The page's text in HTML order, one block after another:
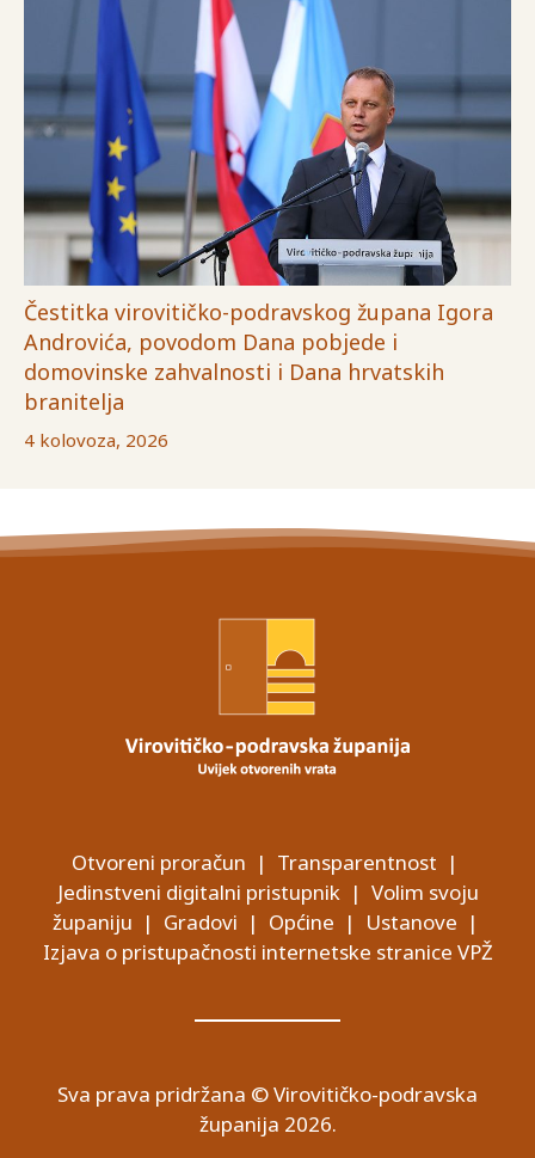
Čestitka virovitičko-podravskog župana Igora
Androvića, povodom Dana pobjede i
domovinske zahvalnosti i Dana hrvatskih
branitelja
4 kolovoza, 2026
Otvoreni proračun | Transparentnost |
Jedinstveni digitalni pristupnik| Volim svoju
županiju | Gradovi | Općine | Ustanove |
Izjava o pristupačnosti internetske stranice VPŽ
Sva prava pridržana © Virovitičko-podravska
županija 2026.